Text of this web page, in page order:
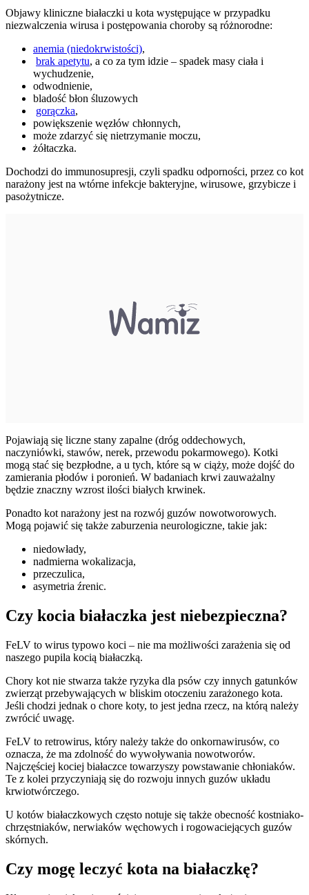
Objawy kliniczne białaczki u kota występujące w przypadku
niezwalczenia wirusa i postępowania choroby są różnorodne:
anemia (niedokrwistości),
brak apetytu, a co za tym idzie – spadek masy ciała i
wychudzenie,
odwodnienie,
bladość błon śluzowych
gorączka,
powiększenie węzłów chłonnych,
może zdarzyć się nietrzymanie moczu,
żółtaczka.
Dochodzi do immunosupresji, czyli spadku odporności, przez co kot
narażony jest na wtórne infekcje bakteryjne, wirusowe, grzybicze i
pasożytnicze.
Pojawiają się liczne stany zapalne (dróg oddechowych,
naczyniówki, stawów, nerek, przewodu pokarmowego). Kotki
mogą stać się bezpłodne, a u tych, które są w ciąży, może dojść do
zamierania płodów i poronień. W badaniach krwi zauważalny
będzie znaczny wzrost ilości białych krwinek.
Ponadto kot narażony jest na rozwój guzów nowotworowych.
Mogą pojawić się także zaburzenia neurologiczne, takie jak:
niedowłady,
nadmierna wokalizacja,
przeczulica,
asymetria źrenic.
Czy kocia białaczka jest niebezpieczna?
FeLV to wirus typowo koci – nie ma możliwości zarażenia się od
naszego pupila kocią białaczką.
Chory kot nie stwarza także ryzyka dla psów czy innych gatunków
zwierząt przebywających w bliskim otoczeniu zarażonego kota.
Jeśli chodzi jednak o chore koty, to jest jedna rzecz, na którą należy
zwrócić uwagę.
FeLV to retrowirus, który należy także do onkornawirusów, co
oznacza, że ma zdolność do wywoływania nowotworów.
Najczęściej kociej białaczce towarzyszy powstawanie chłoniaków.
Te z kolei przyczyniają się do rozwoju innych guzów układu
krwiotwórczego.
U kotów białaczkowych często notuje się także obecność kostniako-
chrzęstniaków, nerwiaków węchowych i rogowaciejących guzów
skórnych.
Czy mogę leczyć kota na białaczkę?